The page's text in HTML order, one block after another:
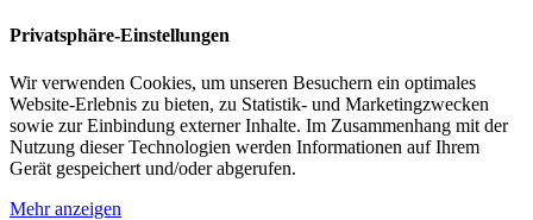
Privatsphäre-Einstellungen
Wir verwenden Cookies, um unseren Besuchern ein optimales
Website-Erlebnis zu bieten, zu Statistik- und Marketingzwecken
sowie zur Einbindung externer Inhalte. Im Zusammenhang mit der
Nutzung dieser Technologien werden Informationen auf Ihrem
Gerät gespeichert und/oder abgerufen.
Mehr anzeigen